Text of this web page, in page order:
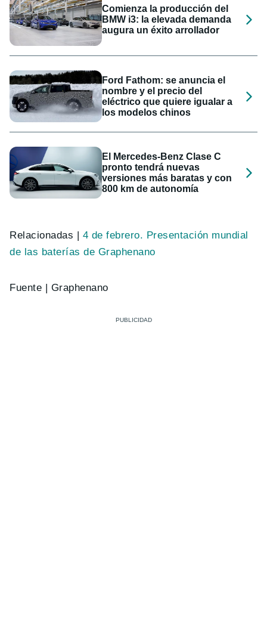
Comienza la producción del
BMW i3: la elevada demanda
augura un éxito arrollador
Ford Fathom: se anuncia el
nombre y el precio del
eléctrico que quiere igualar a
los modelos chinos
El Mercedes-Benz Clase C
pronto tendrá nuevas
versiones más baratas y con
800 km de autonomía
Relacionadas | 4 de febrero. Presentación mundial
de las baterías de Graphenano
Fuente | Graphenano